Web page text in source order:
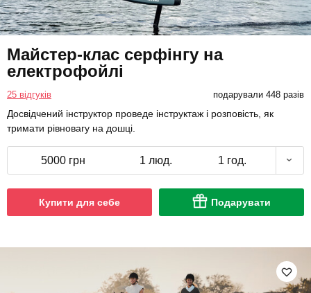
Майстер-клас серфінгу на
електрофойлі
25 відгуків подарували 448 разів
Досвідчений інструктор проведе інструктаж і розповість, як
тримати рівновагу на дошці.
5000 грн 1 люд. 1 год.
Купити для себе Подарувати